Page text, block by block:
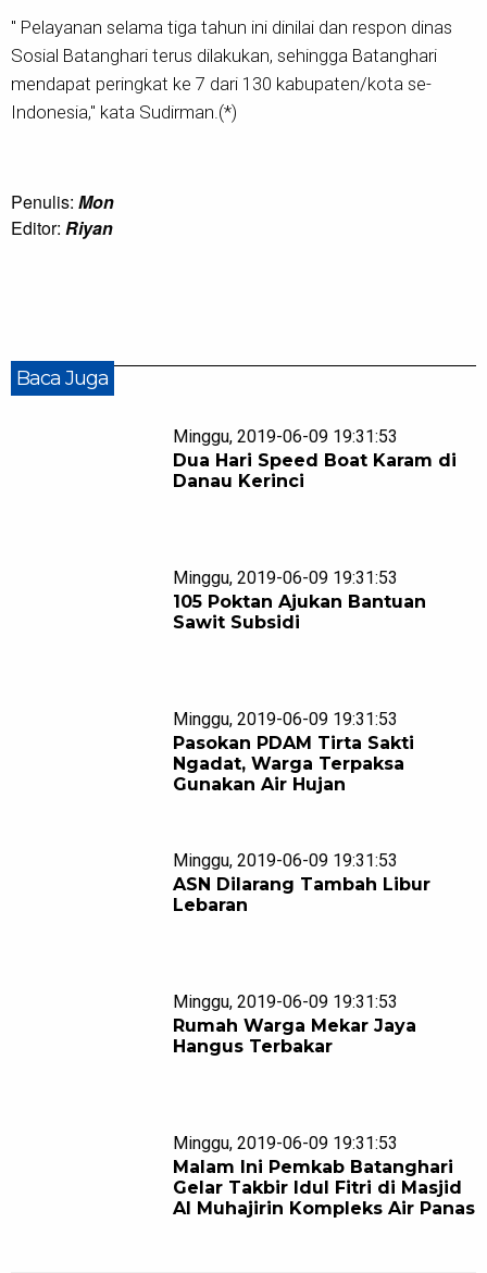
" Pelayanan selama tiga tahun ini dinilai dan respon dinas
Sosial Batanghari terus dilakukan, sehingga Batanghari
mendapat peringkat ke 7 dari 130 kabupaten/kota se-
Indonesia," kata Sudirman.(*)
Penulis: Mon
Editor: Riyan
Baca Juga
Minggu, 2019-06-09 19:31:53
Dua Hari Speed Boat Karam di
Danau Kerinci
Minggu, 2019-06-09 19:31:53
105 Poktan Ajukan Bantuan
Sawit Subsidi
Minggu, 2019-06-09 19:31:53
Pasokan PDAM Tirta Sakti
Ngadat, Warga Terpaksa
Gunakan Air Hujan
Minggu, 2019-06-09 19:31:53
ASN Dilarang Tambah Libur
Lebaran
Minggu, 2019-06-09 19:31:53
Rumah Warga Mekar Jaya
Hangus Terbakar
Minggu, 2019-06-09 19:31:53
Malam Ini Pemkab Batanghari
Gelar Takbir Idul Fitri di Masjid
Al Muhajirin Kompleks Air Panas